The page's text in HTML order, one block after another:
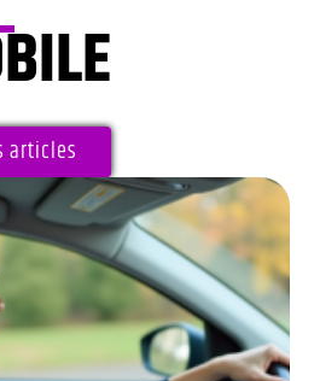
articles